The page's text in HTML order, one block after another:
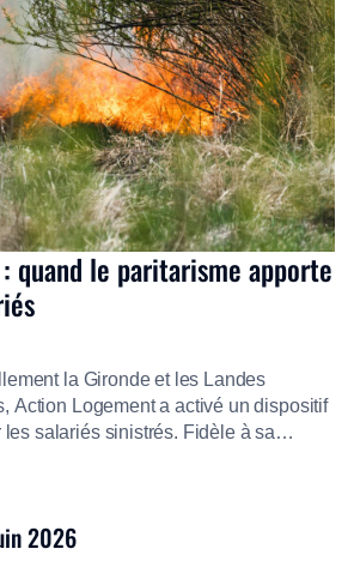
quand le paritarisme apporte
la Gironde et les Landes
Action Logement a activé un dispositif
salariés sinistrés. Fidèle à sa
2026